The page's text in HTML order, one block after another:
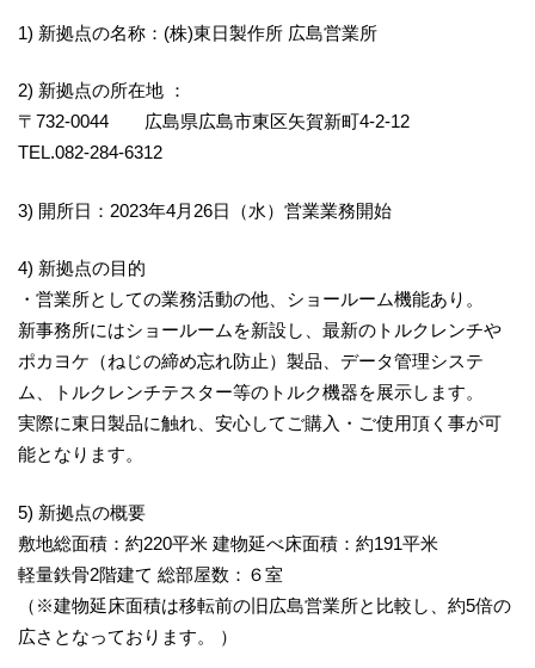
1) 新拠点の名称：(株)東日製作所 広島営業所
2) 新拠点の所在地 ：
〒732-0044 広島県広島市東区矢賀新町4-2-12
TEL.082-284-6312
3) 開所日：2023年4月26日（水）営業業務開始
4) 新拠点の目的
・営業所としての業務活動の他、ショールーム機能あり。
新事務所にはショールームを新設し、最新のトルクレンチや
ポカヨケ（ねじの締め忘れ防止）製品、データ管理システ
ム、トルクレンチテスター等のトルク機器を展示します。
実際に東日製品に触れ、安心してご購入・ご使用頂く事が可
能となります。
5) 新拠点の概要
敷地総面積：約220平米 建物延べ床面積：約191平米
軽量鉄骨2階建て 総部屋数：６室
（※建物延床面積は移転前の旧広島営業所と比較し、約5倍の
広さとなっております。 ）